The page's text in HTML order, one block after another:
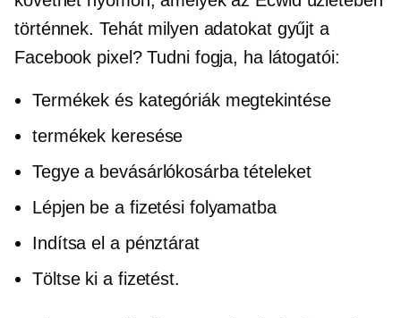
történnek. Tehát milyen adatokat gyűjt a
Facebook pixel? Tudni fogja, ha látogatói:
Termékek és kategóriák megtekintése
termékek keresése
Tegye a bevásárlókosárba tételeket
Lépjen be a fizetési folyamatba
Indítsa el a pénztárat
Töltse ki a fizetést.